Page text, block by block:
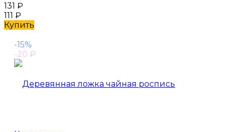
131 ₽
111 ₽
Купить
-15%
-20 ₽